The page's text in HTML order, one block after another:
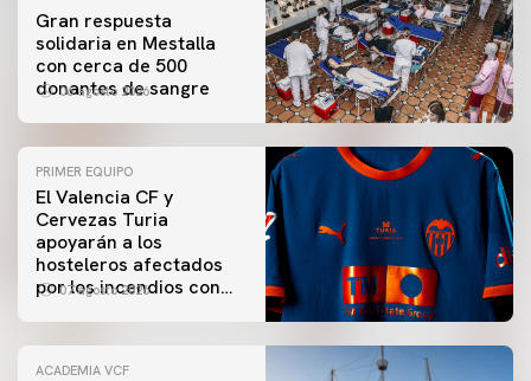
Gran respuesta
solidaria en Mestalla
con cerca de 500
donantes de sangre
06 agosto 2026
PRIMER EQUIPO
El Valencia CF y
Cervezas Turia
apoyarán a los
hosteleros afectados
por los incendios con
07 agosto 2026
ACADEMIA VCF